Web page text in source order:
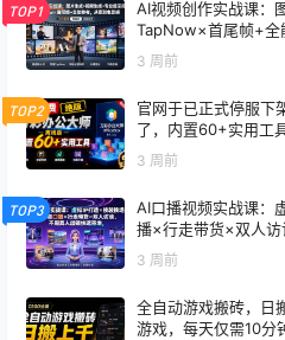
TOP1
AI视频创作实战课：
TapNow×首尾帧+全
3 周前
TOP2
官网于已正式停服下
了，内置60+实用工
3 周前
TOP3
AI口播视频实战课：
播×行走带货×双人访
3 周前
全自动游戏搬砖，日
游戏，每天仅需10分